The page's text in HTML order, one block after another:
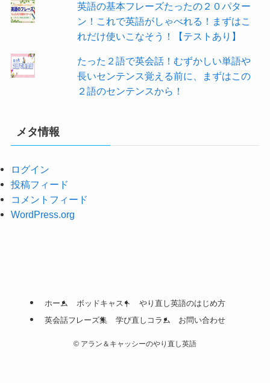
英語の基本フレーズたったの２０パター
ン！これで英語がしゃべれる！まずはこ
れだけ使いこなそう！【テストあり】
たった２語で英会話！むずかしい単語や
長いセンテンス覚える前に、まずはこの
２語のセンテンスから！
メタ情報
ログイン
投稿フィード
コメントフィード
WordPress.org
ホーム ボッドキャスト
やり直し英語のはじめ方
英会話フレーズ集
学び直しコラム お問い合わせ
© アラン＆キャッシーのやり直し英語